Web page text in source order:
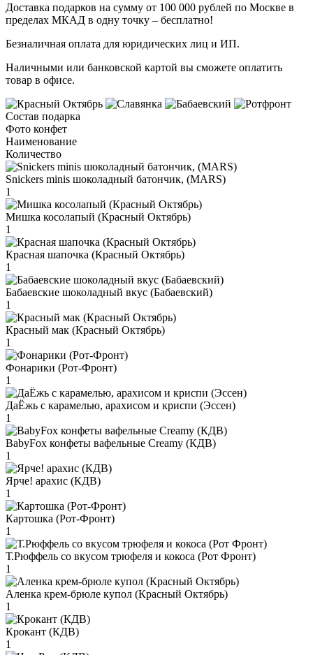
Доставка подарков на сумму от 100 000 рублей по Москве в
пределах МКАД в одну точку – бесплатно!
Безналичная оплата для юридических лиц и ИП.
Наличными или банковской картой вы сможете оплатить
товар в офисе.
Состав подарка
Фото конфет
Наименование
Количество
Snickers minis шоколадный батончик, (MARS)
1
Мишка косолапый (Красный Октябрь)
1
Красная шапочка (Красный Октябрь)
1
Бабаевские шоколадный вкус (Бабаевский)
1
Красный мак (Красный Октябрь)
1
Фонарики (Рот-Фронт)
1
ДаЁжь с карамелью, арахисом и криспи (Эссен)
1
BabyFox конфеты вафельные Creamy (КДВ)
1
Ярче! арахис (КДВ)
1
Картошка (Рот-Фронт)
1
Т.Рюффель со вкусом трюфеля и кокоса (Рот Фронт)
1
Аленка крем-брюле купол (Красный Октябрь)
1
Крокант (КДВ)
1